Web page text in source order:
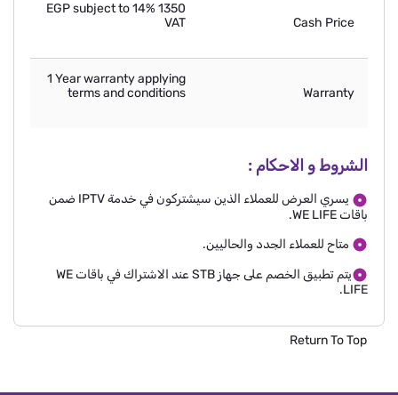
Cash Price
1350 EGP subject to 14%
VAT
Warranty
1 Year warranty applying
terms and conditions
الشروط و الاحكام :
يسري العرض للعملاء الذين سيشتركون في خدمة IPTV ضمن
باقات WE LIFE.
متاح للعملاء الجدد والحاليين.
يتم تطبيق الخصم على جهاز STB عند الاشتراك في باقات WE
LIFE.
Return To Top